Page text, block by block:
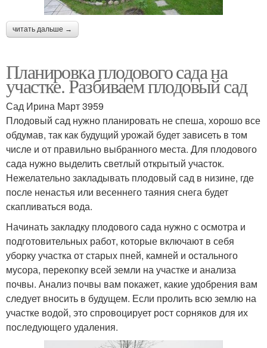
читать дальше →
Планировка плодового сада на
участке. Разбиваем плодовый сад
Сад Ирина Март 3959
Плодовый сад нужно планировать не спеша, хорошо все
обдумав, так как будущий урожай будет зависеть в том
числе и от правильно выбранного места. Для плодового
сада нужно выделить светлый открытый участок.
Нежелательно закладывать плодовый сад в низине, где
после ненастья или весеннего таяния снега будет
скапливаться вода.
Начинать закладку плодового сада нужно с осмотра и
подготовительных работ, которые включают в себя
уборку участка от старых пней, камней и остального
мусора, перекопку всей земли на участке и анализа
почвы. Анализ почвы вам покажет, какие удобрения вам
следует вносить в будущем. Если пролить всю землю на
участке водой, это спровоцирует рост сорняков для их
последующего удаления.